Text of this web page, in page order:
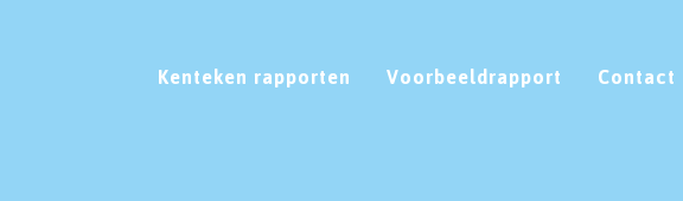
Kenteken rapporten Voorbeeldrapport Contact